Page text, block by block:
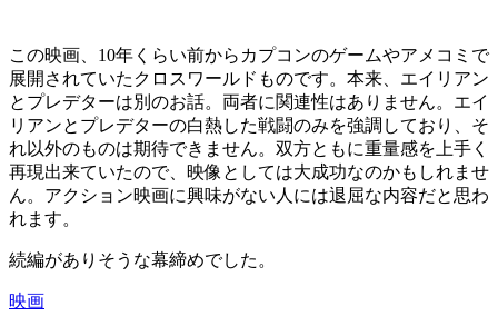
この映画、10年くらい前からカプコンのゲームやアメコミで
展開されていたクロスワールドものです。本来、エイリアン
とプレデターは別のお話。両者に関連性はありません。エイ
リアンとプレデターの白熱した戦闘のみを強調しており、そ
れ以外のものは期待できません。双方ともに重量感を上手く
再現出来ていたので、映像としては大成功なのかもしれませ
ん。アクション映画に興味がない人には退屈な内容だと思わ
れます。
続編がありそうな幕締めでした。
映画